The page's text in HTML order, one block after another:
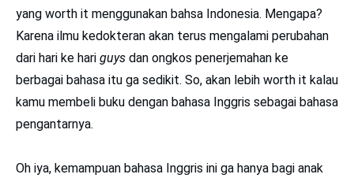
yang worth it menggunakan bahsa Indonesia. Mengapa?
Karena ilmu kedokteran akan terus mengalami perubahan
dari hari ke hari guys dan ongkos penerjemahan ke
berbagai bahasa itu ga sedikit. So, akan lebih worth it kalau
kamu membeli buku dengan bahasa Inggris sebagai bahasa
pengantarnya.
Oh iya, kemampuan bahasa Inggris ini ga hanya bagi anak